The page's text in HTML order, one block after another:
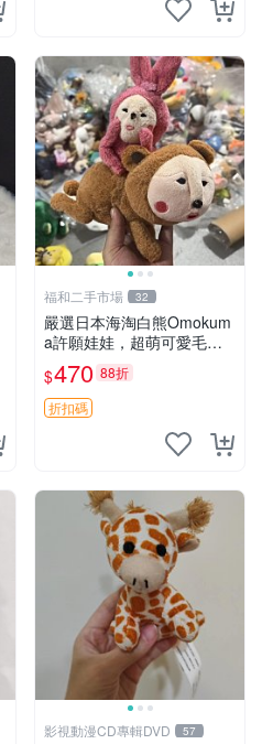
福和二手市場 32
嚴選日本海淘白熊Omokum
a許願娃娃，超萌可愛毛絨
公仔推薦收藏 白熊 Omoku
ma 毛絨玩具 偽裝娃娃 玩具
擺飾
$470 88折
折扣碼
影視動漫CD專輯DVD 57